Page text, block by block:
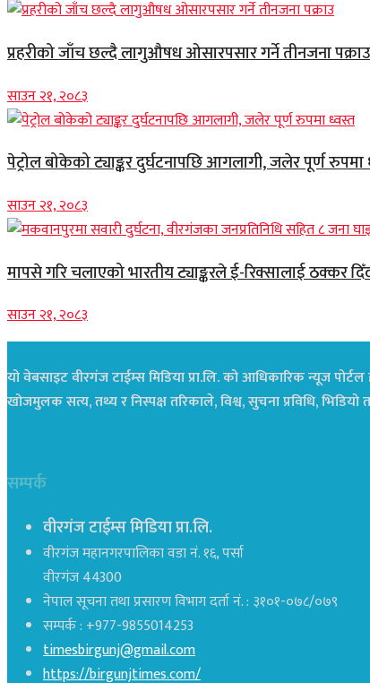
प्रहरीको जाँच छल्दै लागुऔषध ओसारपसार गर्ने तीनजना पक्राउ
साउन २१, २०८३
पेट्रोल बोकेको ट्याङ्कर दुर्घटनापछि आगलागी, जलेर पूर्ण रुपमा
साउन २१, २०८३
मापसे गरि चलाएको भारतीय ट्याङ्करले ई-रिक्सालाई ठक्कर
साउन २१, २०८३
यो वेबसाइट वीरगंज टाईम्स मिडिया प्रा.लि. को आधिकारिक न्यूज
खोजमुलक सत्य, तथ्य र निस्पक्ष तरिकाले, विश्व, सुचना प्रविधि,
सम्पर्क
वीरगंज टाईम्स मिडिया प्रा.लि.
वीरगंज महानगरपालिका वडा नं. १६, पर्सा
वीरगंज 44300
नेपाल सूचना तथा प्रसारण विभाग दर्ता नं. : ३१०१-०७८/०७९
सम्पर्क : +977-9855014253
timesbirgunj@gmail.com
https://birgunjtimes.com/